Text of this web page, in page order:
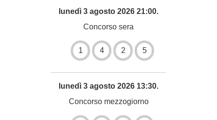
lunedì 3 agosto 2026 21:00.
Concorso sera
1 4 2 5
lunedì 3 agosto 2026 13:30.
Concorso mezzogiorno